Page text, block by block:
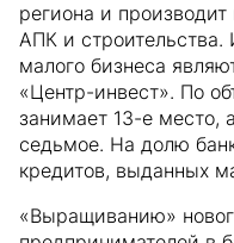
региона и
АПК и строительства.
малого бизнеса
«Центр-инвест». По
занимает 13-е
седьмое. На долю
кредитов, выданных
«Выращиванию»